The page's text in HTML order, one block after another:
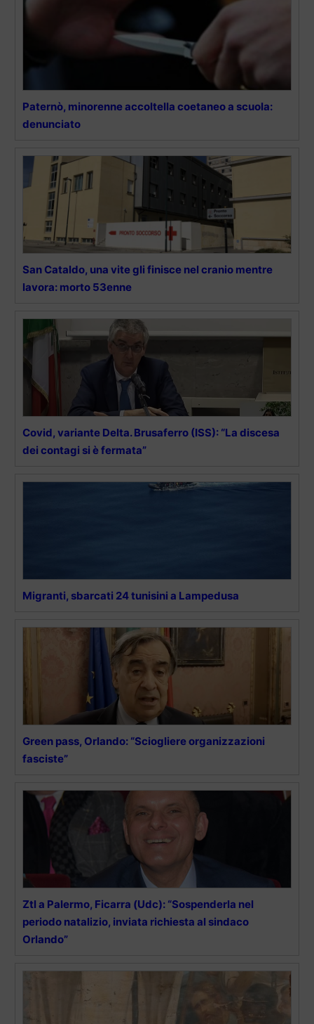
Paternò, minorenne accoltella coetaneo a scuola:
denunciato
San Cataldo, una vite gli finisce nel cranio mentre
lavora: morto 53enne
Covid, variante Delta. Brusaferro (ISS): “La discesa
dei contagi si è fermata”
Migranti, sbarcati 24 tunisini a Lampedusa
Green pass, Orlando: “Sciogliere organizzazioni
fasciste”
Ztl a Palermo, Ficarra (Udc): “Sospenderla nel
periodo natalizio, inviata richiesta al sindaco
Orlando”